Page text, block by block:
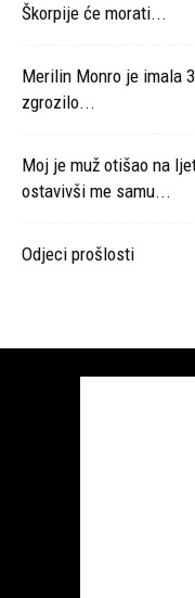
Škorpije će morati...
Merilin Monro je imala
zgrozilo...
Moj je muž otišao na
ostavivši me samu...
Odjeci prošlosti